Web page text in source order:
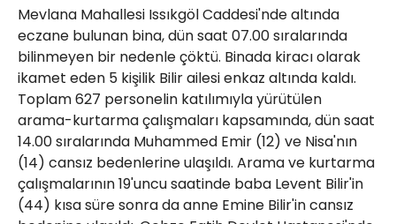
Mevlana Mahallesi Issıkgöl Caddesi'nde altında
eczane bulunan bina, dün saat 07.00 sıralarında
bilinmeyen bir nedenle çöktü. Binada kiracı olarak
ikamet eden 5 kişilik Bilir ailesi enkaz altında kaldı.
Toplam 627 personelin katılımıyla yürütülen
arama-kurtarma çalışmaları kapsamında, dün saat
14.00 sıralarında Muhammed Emir (12) ve Nisa'nın
(14) cansız bedenlerine ulaşıldı. Arama ve kurtarma
çalışmalarının 19'uncu saatinde baba Levent Bilir'in
(44) kısa süre sonra da anne Emine Bilir'in cansız